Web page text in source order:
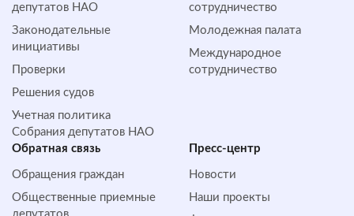
депутатов НАО
Законодательные
инициативы
Проверки
Решения судов
Учетная политика
Собрания депутатов НАО
сотрудничество
Молодежная палата
Международное
сотрудничество
Обратная cвязь
Обращения граждан
Общественные приемные
Пресс-центр
Новости
Наши проекты